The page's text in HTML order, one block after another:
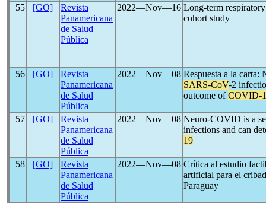
55 [GO]
Revista
Panamericana
de Salud
Pública
2022―Nov―16 Long-term
cohort study
56 [GO]
Revista
Panamericana
de Salud
Pública
2022―Nov―08 Respuesta a la
SARS-CoV-2
outcome ofCOVID-
57 [GO]
Revista
Panamericana
de Salud
Pública
2022―Nov―08 Neuro-COVID is a
infections and can
19
58 [GO]
Revista
Panamericana
de Salud
Pública
2022―Nov―08 Crítica al estudio
artificial para el
Paraguay